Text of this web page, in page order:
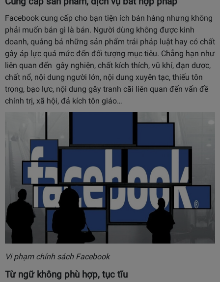
Facebook cung cấp cho bạn tiện ích bán hàng nhưng không
phải muốn bán gì là bán. Người dùng không được kinh
doanh, quảng bá những sản phẩm trái pháp luật hay có chất
gây áp lực quá mức đến đối tượng mục tiêu. Chẳng hạn như
liên quan đến gây nghiện, chất kích thích, vũ khí, đạn dược,
chất nổ, nội dung người lớn, nội dung xuyên tạc, thiếu tôn
trọng, bạo lực, nội dung gây tranh cãi liên quan đến vấn đề
chính trị, xã hội, đả kích tôn giáo…
Vi phạm chính sách Facebook
Từ ngữ không phù hợp, tục tĩu